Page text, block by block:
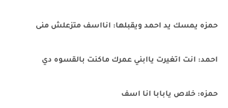
حمزه يمسك يد احمد ويقبلها: انااسف متزعلش منى
احمد: انت اتغيرت ياابني عمرك ماكنت بالقسوه دي
حمزه: خلاص يابابا انا اسف